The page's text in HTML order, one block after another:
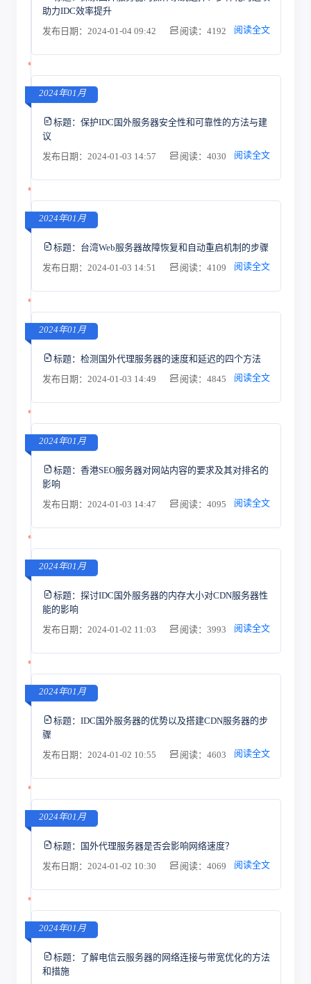
助力IDC效率提升
发布日期：2024-01-04 09:42
阅读：4192 阅读全文
2024年01月
标题： 保护IDC国外服务器安全性和可靠性的方法与建
议
发布日期：2024-01-03 14:57
阅读：4030 阅读全文
2024年01月
标题： 台湾Web服务器故障恢复和自动重启机制的步骤
发布日期：2024-01-03 14:51
阅读：4109 阅读全文
2024年01月
标题： 检测国外代理服务器的速度和延迟的四个方法
发布日期：2024-01-03 14:49
阅读：4845 阅读全文
2024年01月
标题： 香港SEO服务器对网站内容的要求及其对排名的
影响
发布日期：2024-01-03 14:47
阅读：4095 阅读全文
2024年01月
标题： 探讨IDC国外服务器的内存大小对CDN服务器性
能的影响
发布日期：2024-01-02 11:03
阅读：3993 阅读全文
2024年01月
标题： IDC国外服务器的优势以及搭建CDN服务器的步
骤
发布日期：2024-01-02 10:55
阅读：4603 阅读全文
2024年01月
标题： 国外代理服务器是否会影响网络速度？
发布日期：2024-01-02 10:30
阅读：4069 阅读全文
2024年01月
标题： 了解电信云服务器的网络连接与带宽优化的方法
和措施